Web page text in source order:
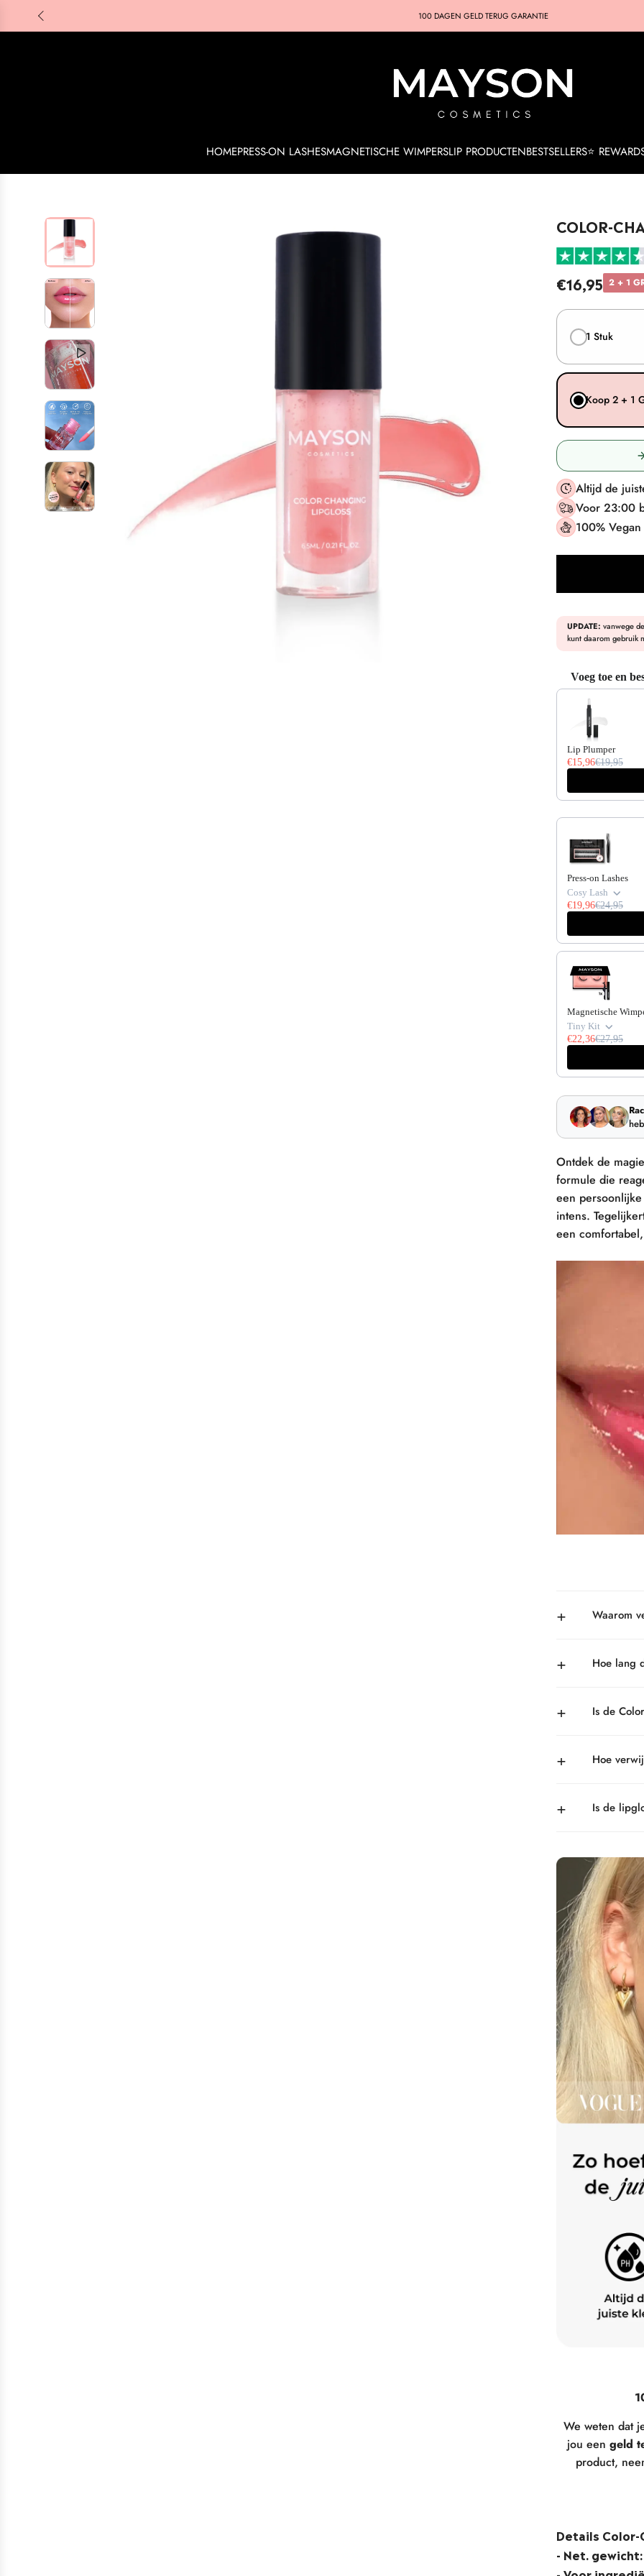
100 DAGEN GELD TERUG GARANTIE
HOMEPRESS-ON LASHESMAGNETISCHE WIMPERSLIP PRODUCTENBESTSELLERS⭐
COLOR-
€16,95 2 + 1
1 Stuk
Koop 2 + 1
Altijd de
Voor 23:00
100%
UPDATE: vanwege de
kunt daarom gebruik
Voeg toe en
Use the Previous
Lip Plumper
€15,96€19,95
Press-on Lashes
Cosy Lash
€19,96€24,95
Magnetische
Tiny Kit
€22,36€27,95
Ontdek de
formule die
een
intens.
een
+ Waarom
+ Hoe lang
+ Is de
+ Hoe
+ Is de
We weten dat
jou eengeld
product,
Details Color-
- Net.